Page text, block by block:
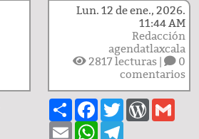
Lun. 12 de ene., 2026.
11:44 AM
Redacción
agendatlaxcala
2817lecturas |
0
comentarios
ShareFacebook
Twitter
EmailWhatsApp